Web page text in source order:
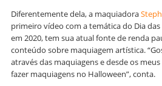
Diferentemente dela, a maquiadora
primeiro vídeo com a temática do Dia
em 2020, tem sua atual fonte de renda
conteúdo sobre maquiagem artística.
através das maquiagens e desde os
fazer maquiagens no Halloween”, conta.